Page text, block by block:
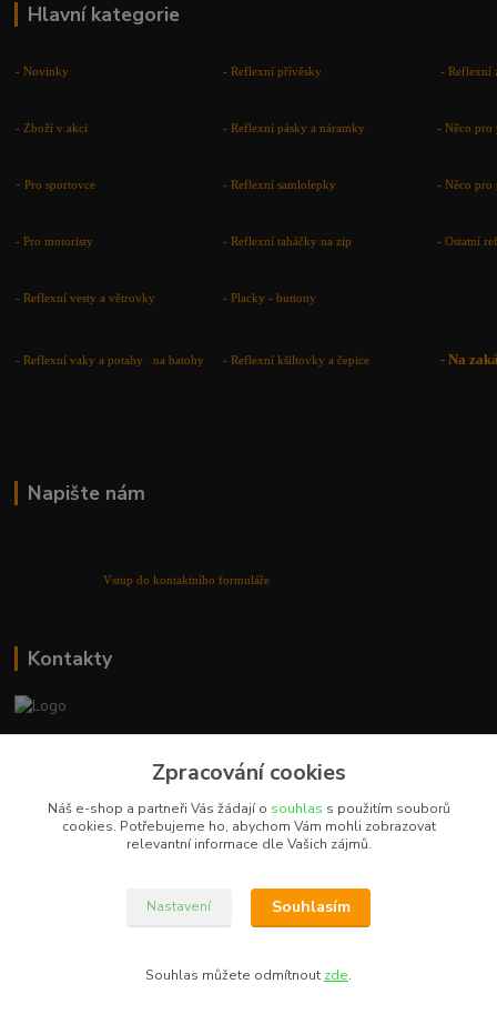
Hlavní kategorie
-Novinky -Reflexní přívěsky -Reflexní
- Zboží v akci -Reflexní pásky a náramky -Něco pro
-Pro sportovce -Reflexní samlolepky -Něco pro
- Pro motoristy -Reflexní taháčky na zip -Ostatní
-Reflexní vesty a větrovky -Placky - buttony
-Reflexní vaky a potahy na batohy -Reflexní kšiltovky a čepice -Na
Napište nám
Vstup do kontaktního formuláře
Kontakty
prodej@reflexpoint.cz
reflexpoint.cz ©
Zpracování cookies
Náš e-shop a partneři Vás žádají o souhlas s použitím souborů
cookies. Potřebujeme ho, abychom Vám mohli zobrazovat
relevantní informace dle Vašich zájmů.
Nastavení Souhlasím
Souhlas můžete odmítnout zde.